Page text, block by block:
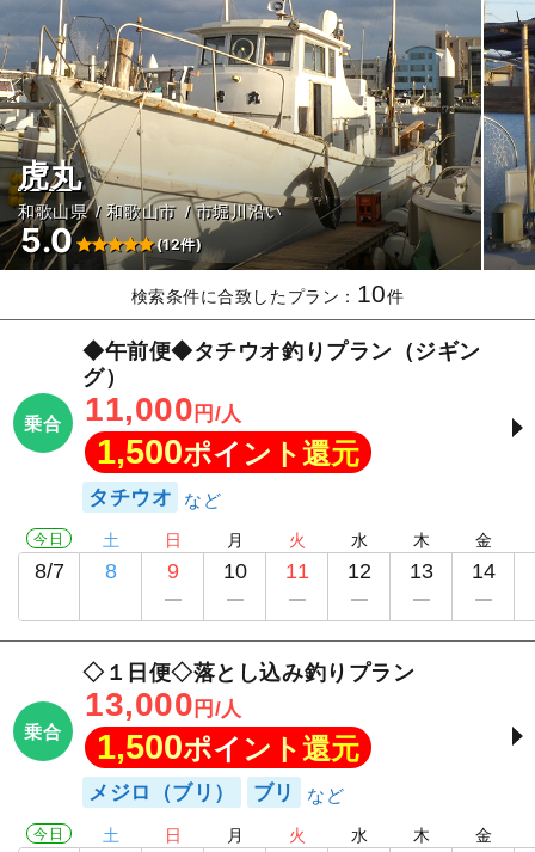
虎丸
和歌山県 和歌山市 市堀川沿い
5.0 (12件)
検索条件に合致したプラン： 10件
乗合
◆午前便◆タチウオ釣りプラン（ジギン
グ）
11,000 円/人
1,500ポイント還元
タチウオ
今日
8/7
土
8
日
9
月
10
火
11
水
12
木
13
金
14
乗合
◇１日便◇落とし込み釣りプラン
13,000 円/人
1,500ポイント還元
メジロ（ブリ） ブリ
今日 土 日 月 火 水 木 金